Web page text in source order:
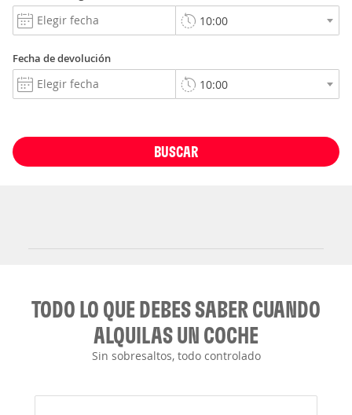
Fecha de devolución
BUSCAR
TODO LO QUE DEBES SABER CUANDO
ALQUILAS UN COCHE
Sin sobresaltos, todo controlado